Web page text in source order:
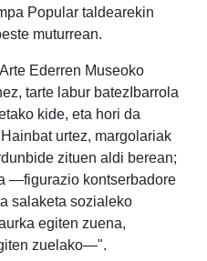
Popular taldearekin
muturrean.
Ederren Museoko
tarte labur batezIbarrola
kide, eta hori da
urtez, margolariak
zituen aldi berean;
—figurazio kontserbadore
salaketa sozialeko
egiten zuena,
zuelako—".